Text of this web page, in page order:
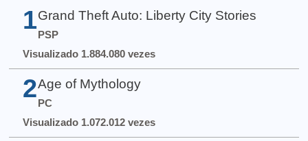
1 Grand Theft Auto: Liberty City Stories
PSP
Visualizado 1.884.080 vezes
2 Age of Mythology
PC
Visualizado 1.072.012 vezes